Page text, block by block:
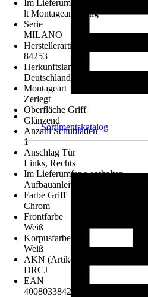
Im Lieferumfang enthalten
lt Montageanleitung
Serie
MILANO
Herstellerartikelnummer
84253
Herkunftsland
Deutschland
Montageart
Zerlegt
Oberfläche Griff
Glänzend
Anzahl Schubladen
1
Anschlag Tür
Links, Rechts
Im Lieferumfang enthalten
Aufbauanleitung,
Farbe Griff
Chrom
Frontfarbe
Weiß
Korpusfarbe
Weiß
AKN (Artikelkurznummer)
DRCJ
EAN
4008033842532
Sortimentskatalog